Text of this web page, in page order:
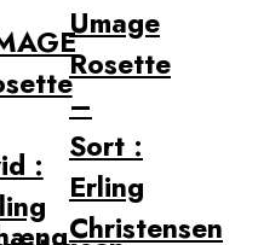
:
Umage
Rosette
–
Sort :
Erling
Christensen